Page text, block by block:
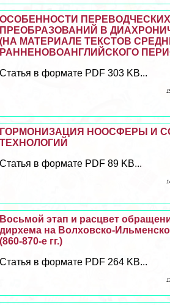
ОСОБЕННОСТИ ПЕРЕВОДЧЕСКИХ
ПРЕОБРАЗОВАНИЙ В
(НА МАТЕРИАЛЕ ТЕКСТОВ
РАННЕНОВОАНГЛИЙСКОГО
Статья в формате PDF 303 KB...
ГОРМОНИЗАЦИЯ НООСФЕРЫ И
ТЕХНОЛОГИЙ
Статья в формате PDF 89 KB...
Восьмой этап и расцвет
дирхема на Волховско-
(860-870-е гг.)
Статья в формате PDF 264 KB...